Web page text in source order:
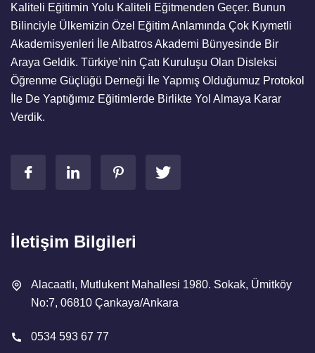
Kaliteli Eğitimin Yolu Kaliteli Eğitmenden Geçer. Bunun
Bilinciyle Ülkemizin Özel Eğitim Anlamında Çok Kıymetli
Akademisyenleri İle Albatros Akademi Bünyesinde Bir
Araya Geldik. Türkiye’nin Çatı Kuruluşu Olan Disleksi
Öğrenme Güçlüğü Derneği İle Yapmış Olduğumuz Protokol
İle De Yaptığımız Eğitimlerde Birlikte Yol Almaya Karar
Verdik.
İletişim Bilgileri
Alacaatlı, Mutlukent Mahallesi 1980. Sokak, Ümitköy
No:7, 06810 Çankaya/Ankara
0534 593 67 77